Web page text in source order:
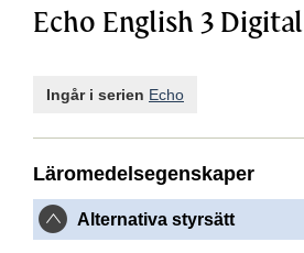
Echo English 3 Digital
Ingår i serien Echo
Läromedelsegenskaper
Alternativa styrsätt